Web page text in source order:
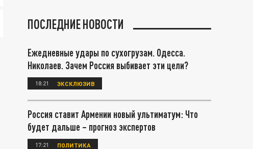
ПОСЛЕДНИЕ НОВОСТИ
Ежедневные удары по сухогрузам. Одесса.
Николаев. Зачем Россия выбивает эти цели?
18:21 ЭКСКЛЮЗИВ
Россия ставит Армении новый ультиматум: Что
будет дальше – прогноз экспертов
17:21 ПОЛИТИКА